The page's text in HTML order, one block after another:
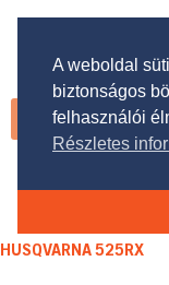
Akció!
HUSQVARNA 525RX
A weboldal
biztonságos
felhasználói
Részletes